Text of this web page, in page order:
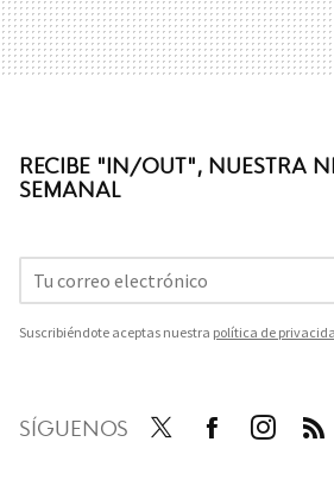
RECIBE "IN/OUT", NUESTRA
SEMANAL
Suscribiéndote aceptas nuestra política de
SÍGUENOS